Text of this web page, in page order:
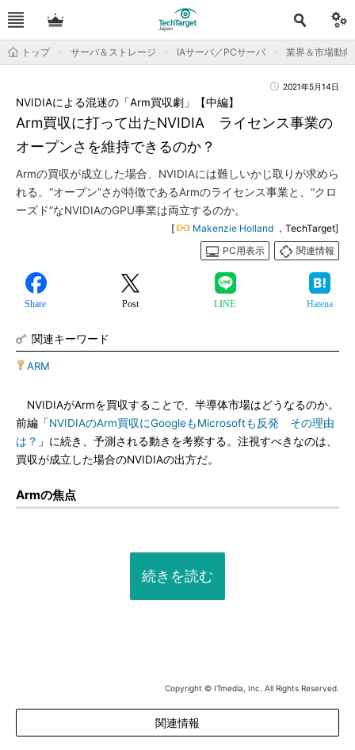
トップ サーバ＆ストレージ IAサーバ／PCサーバ 業界＆市場動向
2021年5月14日
Arm買収に打って出たNVIDIA ライセンス事業の
オープンさを維持できるのか？
NVIDIAによる混迷の「Arm買収劇」【中編】
Armの買収が成立した場合、NVIDIAには難しいかじ取りが求めら
れる。“オープン”さが特徴であるArmのライセンス事業と、“クロ
ーズド”なNVIDIAのGPU事業は両立するのか。
[ Makenzie Holland ，TechTarget]
PC用表示
関連情報
Share Post LINE Hatena
関連キーワード
ARM
NVIDIAがArmを買収することで、半導体市場はどうなるのか。
前編「NVIDIAのArm買収にGoogleもMicrosoftも反発 その理由
は？ 」に続き、予測される動きを考察する。注視すべきなのは、
買収が成立した場合のNVIDIAの出方だ。
Armの焦点
続きを読む
Copyright © ITmedia, Inc. All Rights Reserved.
関連情報